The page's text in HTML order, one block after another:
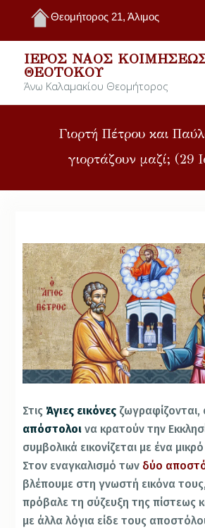
Θεομήτορος 21, Άλιμος
ΙΕΡΌΣ ΝΑΌΣ
ΘΕΟΤΌΚΟΥ
Άνω Καλαμακίου Θεομήτορος
Γιορτή Πέτρου και
γιορτάζουν μαζί; (29
Στις Άγιες εικόνες ζωγραφίζονται,
απόστολοι να κρατούν την
συμβολικά εικονίζεται με ένα
Στον εναγκαλισμό των δύο
βλέπουμε στη γνωστή εικόνα τους,
πρόβαλε τη σύζευξη της πίστεως
με άλλα λόγια είδε τους